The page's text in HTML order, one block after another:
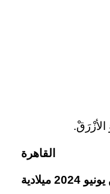
القاهرة